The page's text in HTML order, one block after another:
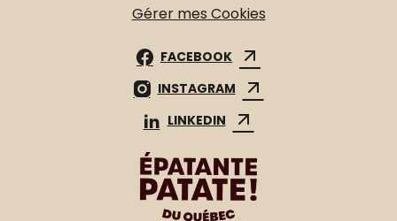
Gérer mes Cookies
FACEBOOK
INSTAGRAM
LINKEDIN